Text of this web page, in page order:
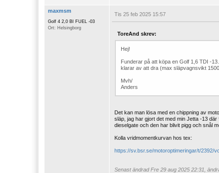
maxmsm
Golf 4 2,0 BI FUEL -03
Ort: Helsingborg
Tis 25 feb 2025 15:57
ToreAnd skrev:
Hej!
Funderar på att köpa en Golf 1,6 TDI -
klarar av att dra (max släpvagnsvikt
Mvh/
Anders
Det kan man lösa med en chippning av
släp, jag har gjort det med min Jetta -13
dieselgate och den har blivit pigg och snål
Kolla vridmomentkurvan hos tex:
https://sv.bsr.se/motoroptimeringar/t/2392/
Senast ändradFre 29 aug 2025 22:31,